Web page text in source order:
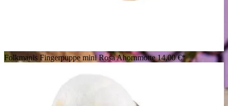
Folkmanis Fingerpuppe mini Rosa Ahornmotte14,00 €*